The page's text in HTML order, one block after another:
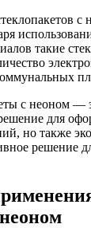
с
такие
с неоном —
для
но также
решение